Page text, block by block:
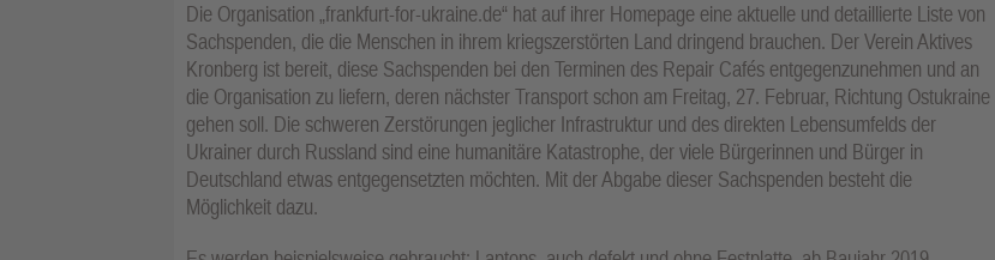
Die Organisation „frankfurt-for-ukraine.de“ hat auf ihrer Homepage eine aktuelle und detaillierte Liste von
Sachspenden, die die Menschen in ihrem kriegszerstörten Land dringend brauchen. Der Verein Aktives
Kronberg ist bereit, diese Sachspenden bei den Terminen des Repair Cafés entgegenzunehmen und an
die Organisation zu liefern, deren nächster Transport schon am Freitag, 27. Februar, Richtung Ostukraine
gehen soll. Die schweren Zerstörungen jeglicher Infrastruktur und des direkten Lebensumfelds der
Ukrainer durch Russland sind eine humanitäre Katastrophe, der viele Bürgerinnen und Bürger in
Deutschland etwas entgegensetzten möchten. Mit der Abgabe dieser Sachspenden besteht die
Möglichkeit dazu.